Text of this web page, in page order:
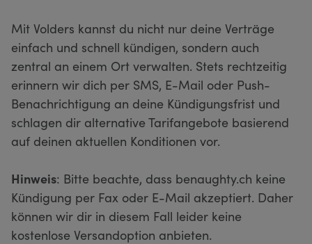
Mit Volders kannst du nicht nur deine Verträge
einfach und schnell kündigen, sondern auch
zentral an einem Ort verwalten. Stets rechtzeitig
erinnern wir dich per SMS, E-Mail oder Push-
Benachrichtigung an deine Kündigungsfrist und
schlagen dir alternative Tarifangebote basierend
auf deinen aktuellen Konditionen vor.
Hinweis: Bitte beachte, dass benaughty.ch keine
Kündigung per Fax oder E-Mail akzeptiert. Daher
können wir dir in diesem Fall leider keine
kostenlose Versandoption anbieten.